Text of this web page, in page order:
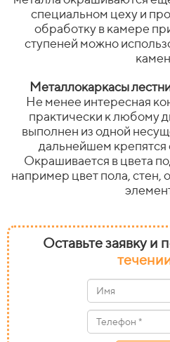
специальном цеху и
обработку в камере
ступеней можно
Металлокаркасы
Не менее интересная
практически к любому
выполнен из одной
дальнейшем крепятся
Окрашивается в цвета
например цвет пола, стен,
Оставьте заявку и